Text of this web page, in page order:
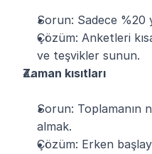
Sorun: Sadece %20
Çözüm: Anketleri
ve teşvikler sunun.
Zaman kısıtları
Sorun: Toplamanın
almak.
Çözüm: Erken